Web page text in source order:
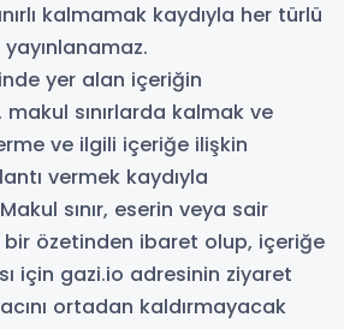
kalmamak kaydıyla her türlü
yer alan içeriğin
makul sınırlarda kalmak ve
ve ilgili içeriğe ilişkin
vermek kaydıyla
sınır, eserin veya sair
özetinden ibaret olup, içeriğe
için gazi.io adresinin ziyaret
ortadan kaldırmayacak